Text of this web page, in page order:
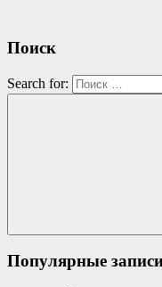
Поиск
Search for:
Популярные